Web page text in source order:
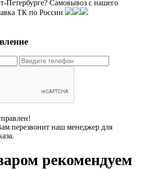
Петербурге? Самовывоз с нашего
ТК по России
перезвонит наш менеджер для
рекомендуем